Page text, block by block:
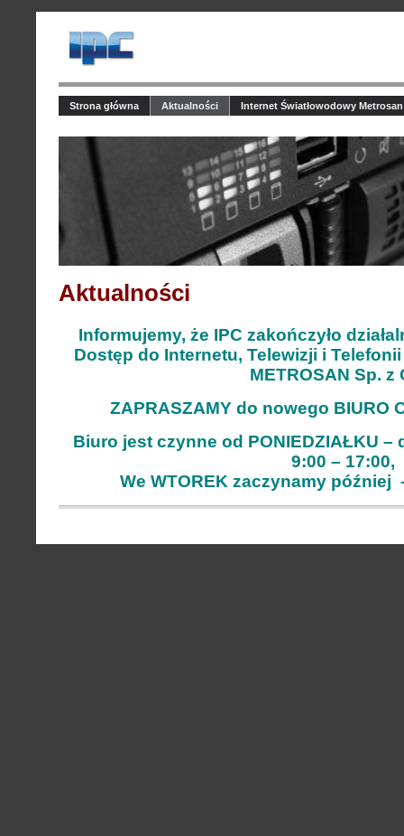
Strona główna Aktualności Internet Światłowodowy Metrosan
Aktualności
Informujemy, że IPC zakończyło
Dostęp do Internetu, Telewizji i
METROSAN Sp. z
ZAPRASZAMY do nowego BIURO
Biuro jest czynne od PONIEDZIAŁKU
9:00 – 17:00,
We WTOREK zaczynamy później